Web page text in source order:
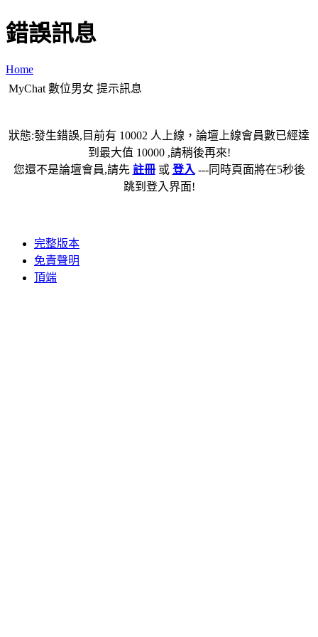
錯誤訊息
Home
MyChat 數位男女 提示訊息
狀態:發生錯誤,目前有 10002 人上線，論壇上線會員數已經達
到最大值 10000 ,請稍後再來!
您還不是論壇會員,請先 註冊或 登入 ---同時頁面將在5秒後
跳到登入界面!
完整版本
免責聲明
頂端